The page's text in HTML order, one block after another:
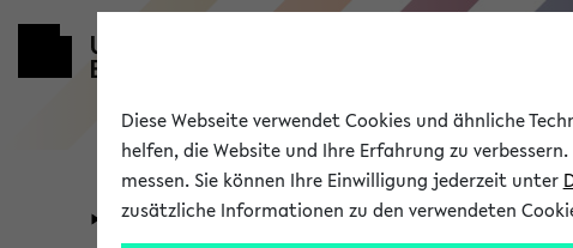
Universität Forschung
Diese Webseite verwendet Cookies und ähnliche
helfen, die Website und Ihre Erfahrung zu
messen. Sie können Ihre Einwilligung jederzeit unter
zusätzliche Informationen zu den verwendeten